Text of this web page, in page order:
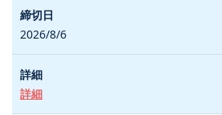
2026/8/6
詳細